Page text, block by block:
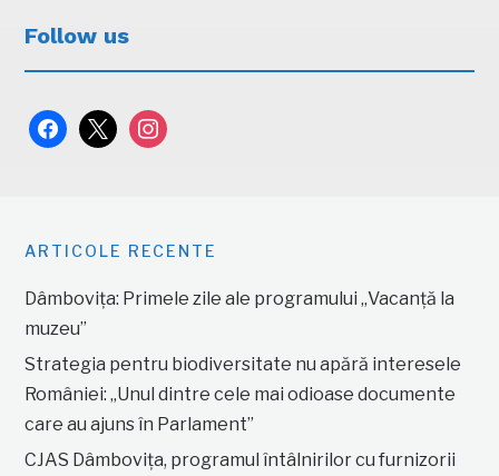
Follow us
facebook
x instagram
ARTICOLE RECENTE
Dâmbovița: Primele zile ale programului „Vacanță la
muzeu”
Strategia pentru biodiversitate nu apără interesele
României: „Unul dintre cele mai odioase documente
care au ajuns în Parlament”
CJAS Dâmbovița, programul întâlnirilor cu furnizorii